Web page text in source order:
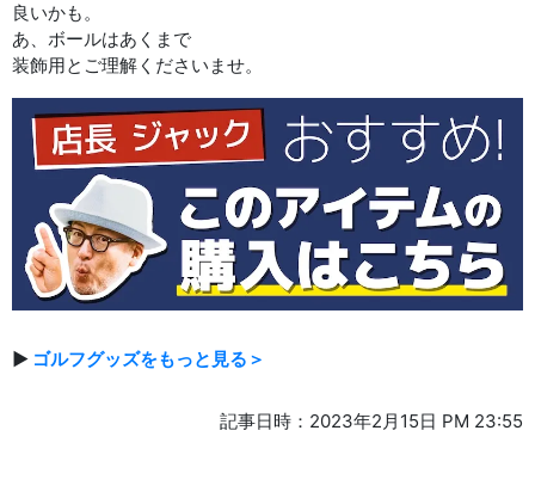
良いかも。
あ、ボールはあくまで
装飾用とご理解くださいませ。
▶ ゴルフグッズをもっと見る＞
記事日時：2023年2月15日 PM 23:55